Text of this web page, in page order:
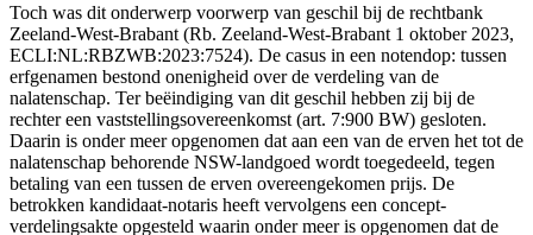
Toch was dit onderwerp voorwerp van geschil bij de rechtbank
Zeeland-West-Brabant (Rb. Zeeland-West-Brabant 1 oktober 2023,
ECLI:NL:RBZWB:2023:7524). De casus in een notendop: tussen
erfgenamen bestond onenigheid over de verdeling van de
nalatenschap. Ter beëindiging van dit geschil hebben zij bij de
rechter een vaststellingsovereenkomst (art. 7:900 BW) gesloten.
Daarin is onder meer opgenomen dat aan een van de erven het tot de
nalatenschap behorende NSW-landgoed wordt toegedeeld, tegen
betaling van een tussen de erven overeengekomen prijs. De
betrokken kandidaat-notaris heeft vervolgens een concept-
verdelingsakte opgesteld waarin onder meer is opgenomen dat de